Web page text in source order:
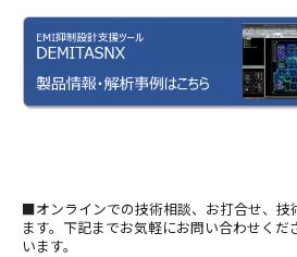
■オンラインでの技術相談、お打合せ、技
ます。下記までお気軽にお問い合わせくだ
います。